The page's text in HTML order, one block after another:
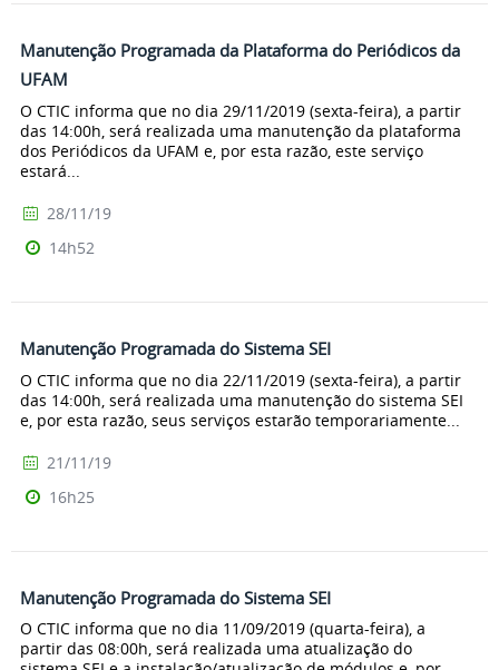
Manutenção Programada da Plataforma do Periódicos da
UFAM
O CTIC informa que no dia 29/11/2019 (sexta-feira), a partir
das 14:00h, será realizada uma manutenção da plataforma
dos Periódicos da UFAM e, por esta razão, este serviço
estará...
28/11/19
14h52
Manutenção Programada do Sistema SEI
O CTIC informa que no dia 22/11/2019 (sexta-feira), a partir
das 14:00h, será realizada uma manutenção do sistema SEI
e, por esta razão, seus serviços estarão temporariamente...
21/11/19
16h25
Manutenção Programada do Sistema SEI
O CTIC informa que no dia 11/09/2019 (quarta-feira), a
partir das 08:00h, será realizada uma atualização do